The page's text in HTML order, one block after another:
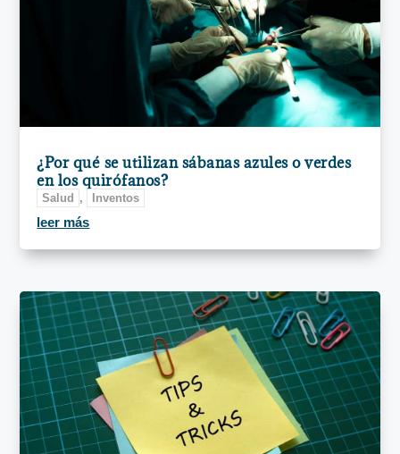
¿Por qué se utilizan sábanas azules o verdes
en los quirófanos?
Salud , Inventos
leer más